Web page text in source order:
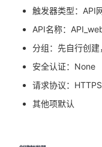
触发器类型：API
API名称：
分组：先自行创建
安全认证：None
请求协议：HTTPS
其他项默认